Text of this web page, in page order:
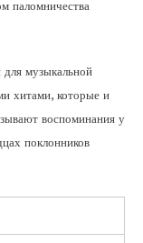
паломничества
для музыкальной
хитами, которые и
воспоминания у
поклонников